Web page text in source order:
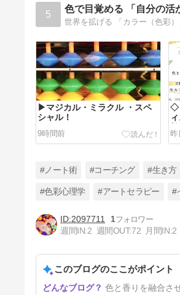
5 色で目覚める 「自分の活
▶︎マジカル・ミラクル ・スペ
シャル！
9時間前
◇
昨
◇【募集】カラーアロマライフ
ィスト講座＆ キャッチアップ
#ノート術 #コーチング #生き方
#色彩心理学 #アートセラピー #
2097711
1
週間IN:2 週間OUT:72 月間IN:2
このブログのここがポイント
色と香りを融合さ